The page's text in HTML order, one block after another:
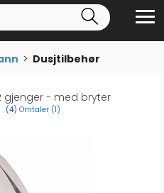
>Dusjtilbehør
gjenger - med bryter
(stemmer:
4) Omtaler (1)